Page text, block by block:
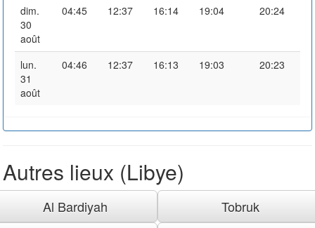
dim.
30
août
04:45 12:37 16:14 19:04 20:24
lun.
31
août
04:46 12:37 16:13 19:03 20:23
Autres lieux (Libye)
Al Bardiyah
Tobruk